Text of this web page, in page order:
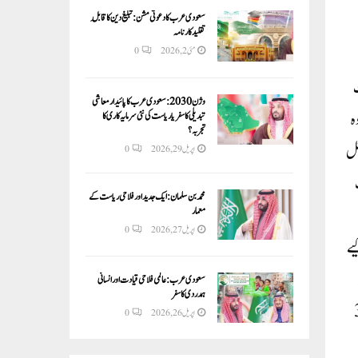
ہے، گھر اس وقت متاثر ہوا جب ٹنل صرف 3
سعودی عرب کا دعوتی مشن: تبلیغ دین کا قابلِ
تقلید کارنامہ
مئی 2, 2026 0
وژن 2030:سعودی عرب کا پائیدار معاشی
تبدیلی کا سفر یا ریاست کی نئی سرمایہ کاری کا
تجربہ؟
اپریل 29, 2026 0
محمد بن سلمان: ایک جدید اور فلاحی ریاست کے
معمار
اپریل 27, 2026 0
سعودی عرب: عالمی فلاحی قیادت اور انسانی
ہمدردی کا سفر
اپریل 26, 2026 0